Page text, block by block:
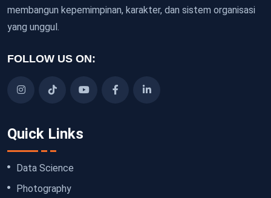
membangun kepemimpinan, karakter, dan sistem organisasi
yang unggul.
FOLLOW US ON:
Quick Links
Data Science
Photography